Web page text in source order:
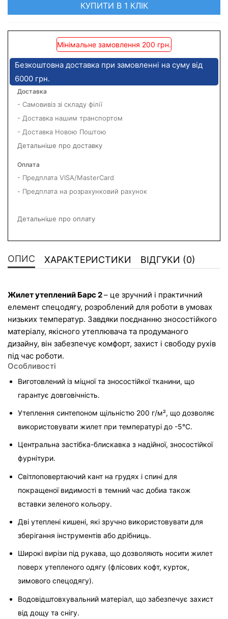
КУПИТИ В 1 КЛІК
Мінімальне замовлення 200 грн.
Безкоштовна доставка при замовленні на суму від
6000 грн.
Доставка
- Самовивіз зі складу філії
- Доставка нашим транспортом
- Доставка Новою Поштою
Детальніше про доставку
Оплата
- Предплата VISA/MasterCard
- Предплата на розрахунковий рахунок
Детальніше про оплату
ОПИС ХАРАКТЕРИСТИКИ ВІДГУКИ (0)
Жилет утеплений Барс 2 – це зручний і практичний
елемент спецодягу, розроблений для роботи в умовах
низьких температур. Завдяки поєднанню зносостійкого
матеріалу, якісного утеплювача та продуманого
дизайну, він забезпечує комфорт, захист і свободу рухів
під час роботи.
Особливості
Виготовлений із міцної та зносостійкої тканини, що
гарантує довговічність.
Утеплення синтепоном щільністю 200 г/м², що дозволяє
використовувати жилет при температурі до -5°C.
Центральна застібка-блискавка з надійної, зносостійкої
фурнітури.
Світлоповертаючий кант на грудях і спині для
покращеної видимості в темний час добиа також
вставки зеленого кольору.
Дві утеплені кишені, які зручно використовувати для
зберігання інструментів або дрібниць.
Широкі вирізи під рукава, що дозволяють носити жилет
поверх утепленого одягу (флісових кофт, курток,
зимового спецодягу).
Водовідштовхувальний матеріал, що забезпечує захист
від дощу та снігу.